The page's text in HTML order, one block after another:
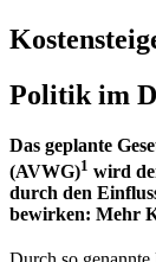
Politik im
Das geplante
(AVWG)1 wird
durch den
bewirken: Mehr